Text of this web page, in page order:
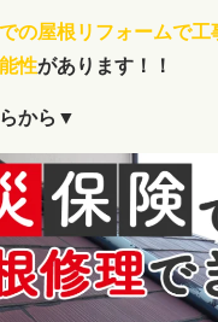
の屋根リフォームで工
性があります！！
から▼